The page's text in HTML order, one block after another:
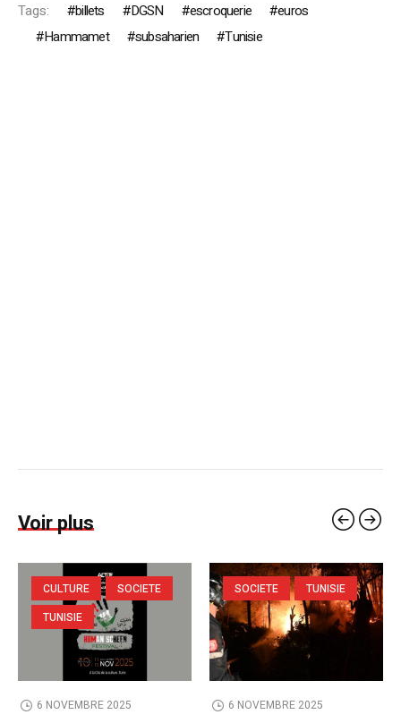
Tags: billets DGSN escroquerie
euros
Hammamet
subsaharien Tunisie
Voir plus
CULTURE
SOCIETE
TUNISIE
6 NOVEMBRE 2025
SOCIETE TUNISIE
6 NOVEMBRE 2025